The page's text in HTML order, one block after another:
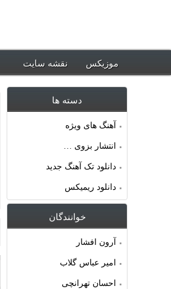
موزیکس نقشه سایت
دسته ها
آهنگ های ویژه
انتشار بزوی …
دانلود تک آهنگ جدید
دانلود ریمیکس
خوانندگان
آرون افشار
امیر عباس گلاب
احسان تهرانچی